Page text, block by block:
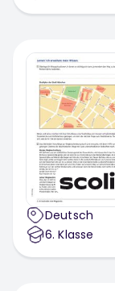
Deutsch
6. Klasse